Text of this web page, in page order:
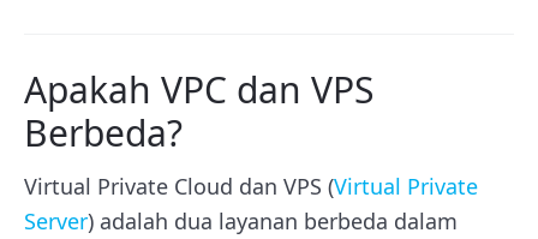
Apakah VPC dan VPS
Berbeda?
Virtual Private Cloud dan VPS (Virtual Private
Server) adalah dua layanan berbeda dalam